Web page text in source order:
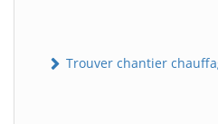
Trouver chantier